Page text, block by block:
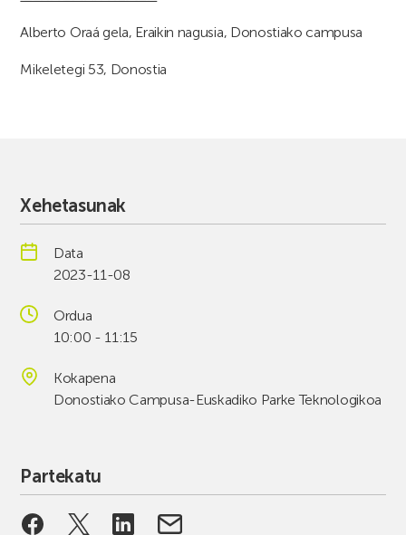
Alberto Oraá gela, Eraikin nagusia, Donostiako campusa
Mikeletegi 53, Donostia
Xehetasunak
Data
2023-11-08
Ordua
10:00 - 11:15
Kokapena
Donostiako Campusa-Euskadiko Parke Teknologikoa
Partekatu